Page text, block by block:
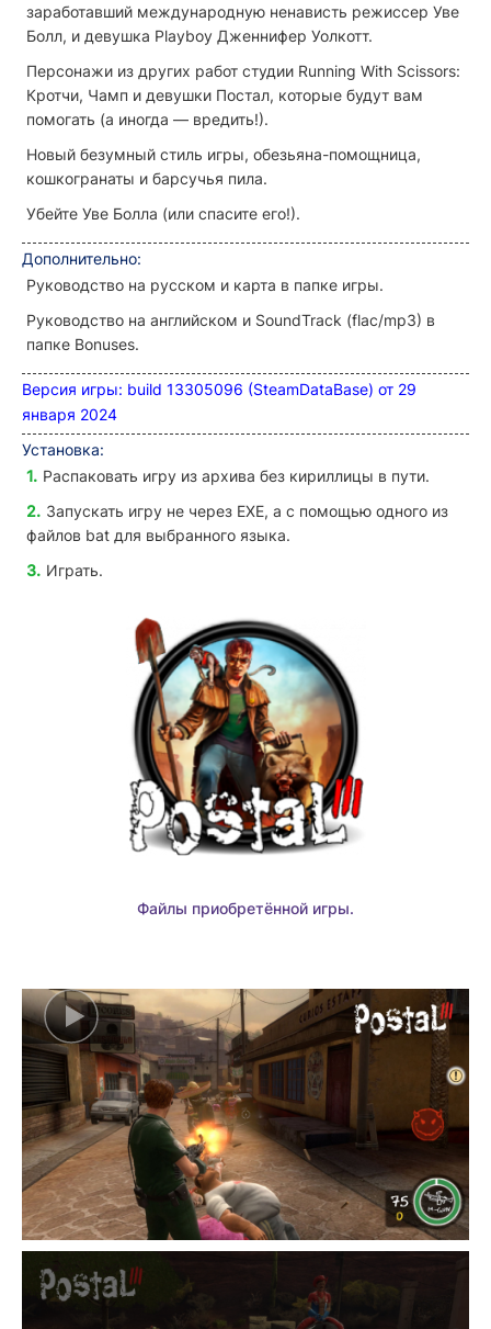
заработавший международную ненависть режиссер Уве
Болл, и девушка Playboy Дженнифер Уолкотт.
Персонажи из других работ студии Running With Scissors:
Кротчи, Чамп и девушки Постал, которые будут вам
помогать (а иногда — вредить!).
Новый безумный стиль игры, обезьяна-помощница,
кошкогранаты и барсучья пила.
Убейте Уве Болла (или спасите его!).
Дополнительно:
Руководство на русском и карта в папке игры.
Руководство на английском и SoundTrack (flac/mp3) в
папке Bonuses.
Версия игры: build 13305096 (SteamDataBase) от 29
января 2024
Установка:
Распаковать игру из архива без кириллицы в пути.
Запускать игру не через EXE, а с помощью одного из
файлов bat для выбранного языка.
Играть.
Файлы приобретённой игры.